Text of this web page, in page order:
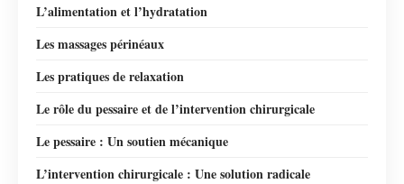
L’alimentation et l’hydratation
Les massages périnéaux
Les pratiques de relaxation
Le rôle du pessaire et de l’intervention chirurgicale
Le pessaire : Un soutien mécanique
L’intervention chirurgicale : Une solution radicale